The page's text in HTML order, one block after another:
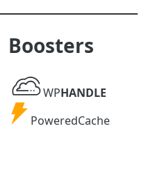
Boosters
WP
Handle
WPHANDLE
Powered
PoweredCache